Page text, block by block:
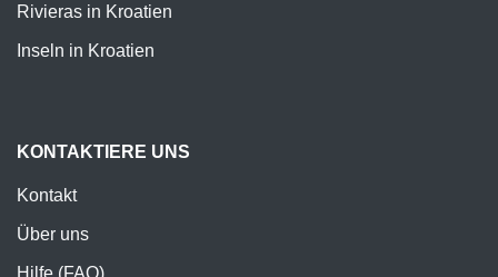
Rivieras in Kroatien
Inseln in Kroatien
KONTAKTIERE UNS
Kontakt
Über uns
Hilfe (FAQ)